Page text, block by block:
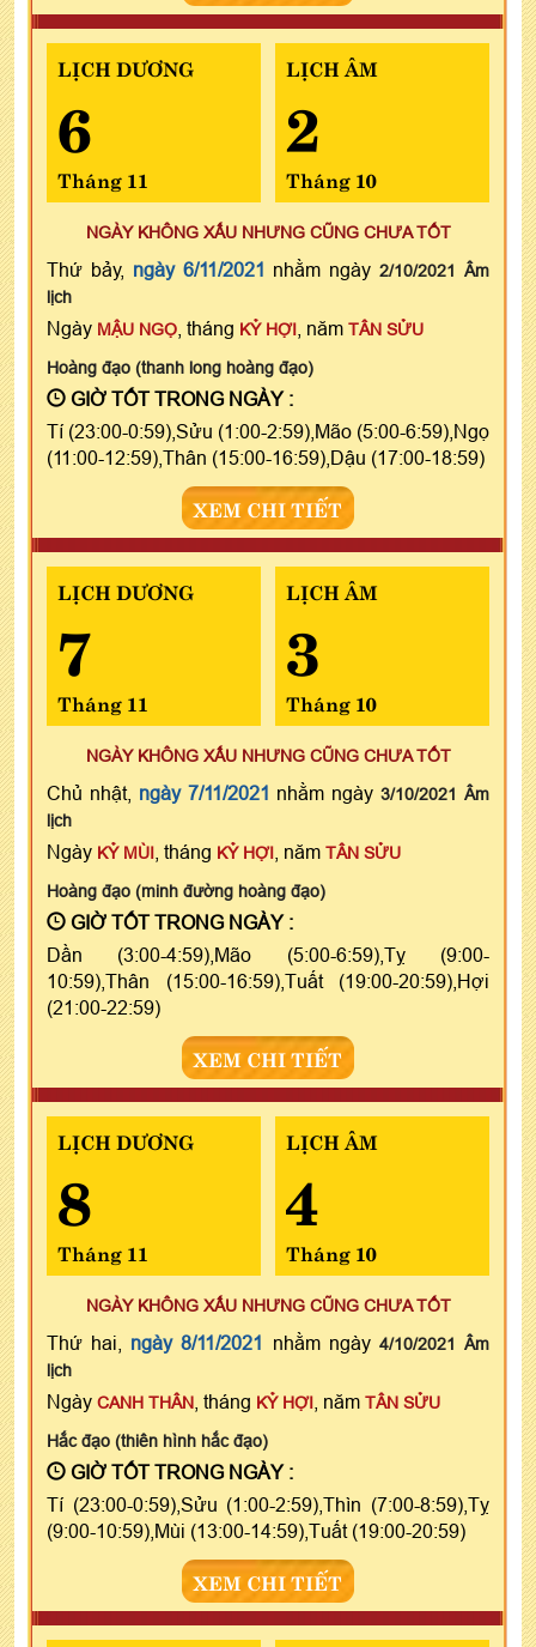
LỊCH DƯƠNG
6
Tháng 11
LỊCH ÂM
2
Tháng 10
NGÀY KHÔNG XẤU NHƯNG CŨNG CHƯA TỐT
Thứ bảy, ngày 6/11/2021 nhằm ngày2/10/2021 Âm
lịch
Ngày MẬU NGỌ , tháng KỶ HỢI , năm TÂN SỬU
Hoàng đạo (thanh long hoàng đạo)
GIỜ TỐT TRONG NGÀY :
Tí (23:00-0:59),Sửu (1:00-2:59),Mão (5:00-6:59),Ngọ
(11:00-12:59),Thân (15:00-16:59),Dậu (17:00-18:59)
XEM CHI TIẾT
LỊCH DƯƠNG
7
Tháng 11
LỊCH ÂM
3
Tháng 10
NGÀY KHÔNG XẤU NHƯNG CŨNG CHƯA TỐT
Chủ nhật, ngày 7/11/2021 nhằm ngày3/10/2021 Âm
lịch
Ngày KỶ MÙI , tháng KỶ HỢI , năm TÂN SỬU
Hoàng đạo (minh đường hoàng đạo)
GIỜ TỐT TRONG NGÀY :
Dần (3:00-4:59),Mão (5:00-6:59),Tỵ (9:00-
10:59),Thân (15:00-16:59),Tuất (19:00-20:59),Hợi
(21:00-22:59)
XEM CHI TIẾT
LỊCH DƯƠNG
8
Tháng 11
LỊCH ÂM
4
Tháng 10
NGÀY KHÔNG XẤU NHƯNG CŨNG CHƯA TỐT
Thứ hai, ngày 8/11/2021 nhằm ngày 4/10/2021 Âm
lịch
Ngày CANH THÂN , tháng KỶ HỢI , năm TÂN SỬU
Hắc đạo (thiên hình hắc đạo)
GIỜ TỐT TRONG NGÀY :
Tí (23:00-0:59),Sửu (1:00-2:59),Thìn (7:00-8:59),Tỵ
(9:00-10:59),Mùi (13:00-14:59),Tuất (19:00-20:59)
XEM CHI TIẾT